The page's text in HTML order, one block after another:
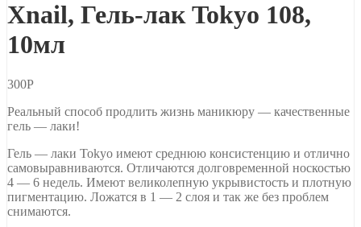
Xnail, Гель-лак Tokyo 108,
10мл
300Р
Реальный способ продлить жизнь маникюру — качественные
гель — лаки!
Гель — лаки Tokyo имеют среднюю консистенцию и отлично
самовыравниваются. Отличаются долговременной носкостью
4 — 6 недель. Имеют великолепную укрывистость и плотную
пигментацию. Ложатся в 1 — 2 слоя и так же без проблем
снимаются.